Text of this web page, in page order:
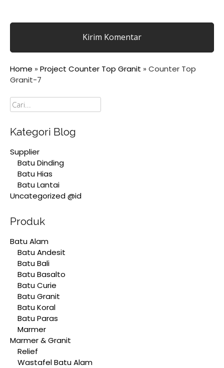
Home » Project Counter Top Granit » Counter Top
Granit-7
Cari
Kategori Blog
Supplier
Batu Dinding
Batu Hias
Batu Lantai
Uncategorized @id
Produk
Batu Alam
Batu Andesit
Batu Bali
Batu Basalto
Batu Curie
Batu Granit
Batu Koral
Batu Paras
Marmer
Marmer & Granit
Relief
Wastafel Batu Alam